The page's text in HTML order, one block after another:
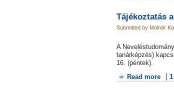
Tájékoztatás
Submitted by Molnár
A
tanárképzés)
16. (péntek).
Read more